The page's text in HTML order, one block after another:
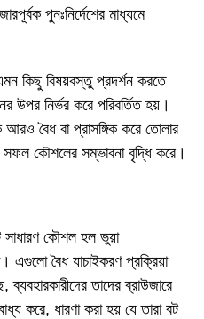
পুনঃনির্দেশের মাধ্যমে
কিছু বিষয়বস্তু প্রদর্শন করতে
উপর নির্ভর করে পরিবর্তিত হয়।
বৈধ বা প্রাসঙ্গিক করে তোলার
কৌশলের সম্ভাবনা বৃদ্ধি করে।
কৌশল হল ভুয়া
বৈধ যাচাইকরণ প্রক্রিয়া
তাদের ব্রাউজারে
করে, ধারণা করা হয় যে তারা বট